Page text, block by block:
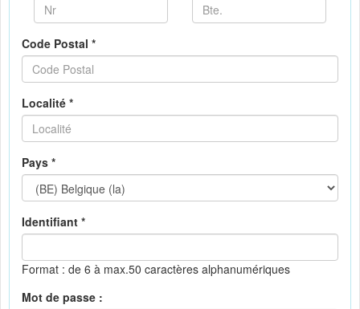
Code Postal *
Localité *
Pays *
Identifiant *
Format : de 6 à max.50 caractères alphanumériques
Mot de passe :